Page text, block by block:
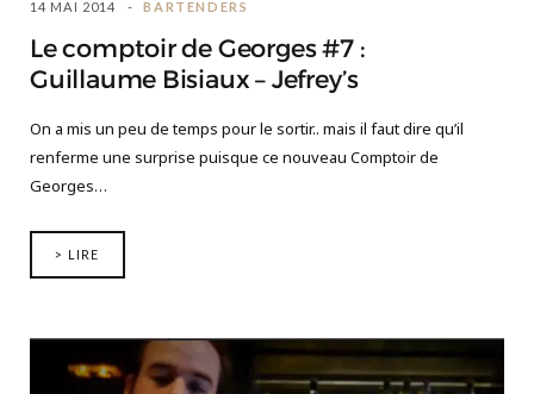
14 MAI 2014 BARTENDERS
Le comptoir de Georges #7 :
Guillaume Bisiaux – Jefrey’s
On a mis un peu de temps pour le sortir.. mais il faut dire qu’il
renferme une surprise puisque ce nouveau Comptoir de
Georges…
> LIRE